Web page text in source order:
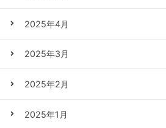
2025年4月
2025年3月
2025年2月
2025年1月